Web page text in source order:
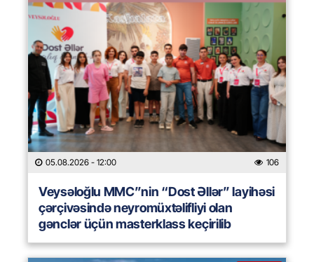
05.08.2026 - 12:00 106
Veysəloğlu MMC”nin “Dost Əllər” layihəsi
çərçivəsində neyromüxtəlifliyi olan
gənclər üçün masterklass keçirilib